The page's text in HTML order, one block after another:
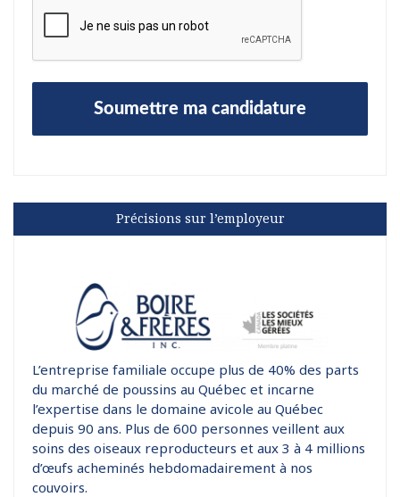
Précisions sur l’employeur
L’entreprise familiale occupe plus de 40% des parts
du marché de poussins au Québec et incarne
l’expertise dans le domaine avicole au Québec
depuis 90 ans. Plus de 600 personnes veillent aux
soins des oiseaux reproducteurs et aux 3 à 4 millions
d’œufs acheminés hebdomadairement à nos
couvoirs.